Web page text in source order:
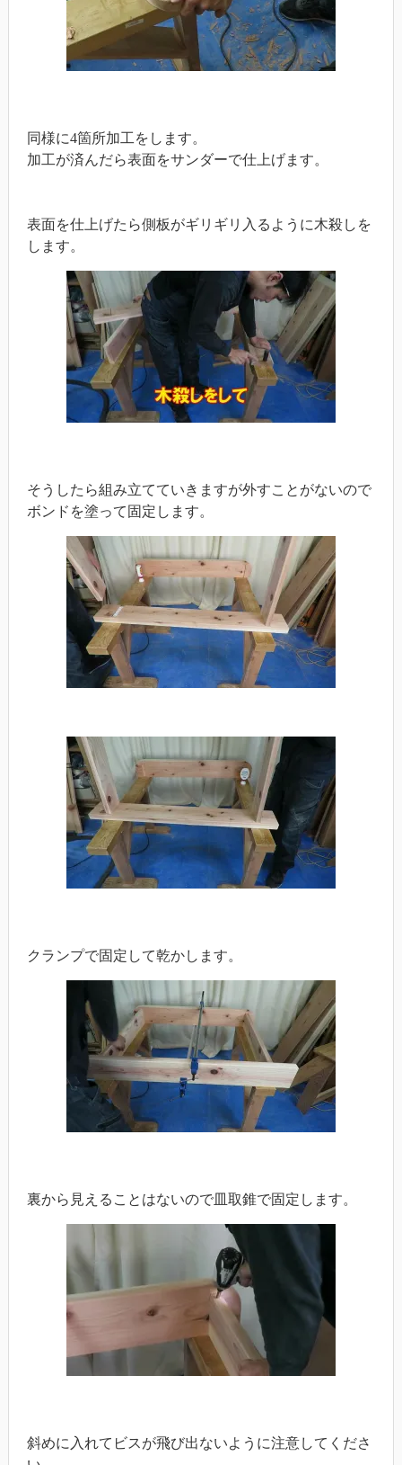
同様に4箇所加工をします。
加工が済んだら表面をサンダーで仕上げます。
表面を仕上げたら側板がギリギリ入るように木殺しを
します。
そうしたら組み立てていきますが外すことがないので
ボンドを塗って固定します。
クランプで固定して乾かします。
裏から見えることはないので皿取錐で固定します。
斜めに入れてビスが飛び出ないように注意してくださ